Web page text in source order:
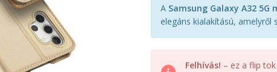
A Samsung Galaxy A32
elegáns kialakítású, amelyről
Felhívás! – ez a flip tok